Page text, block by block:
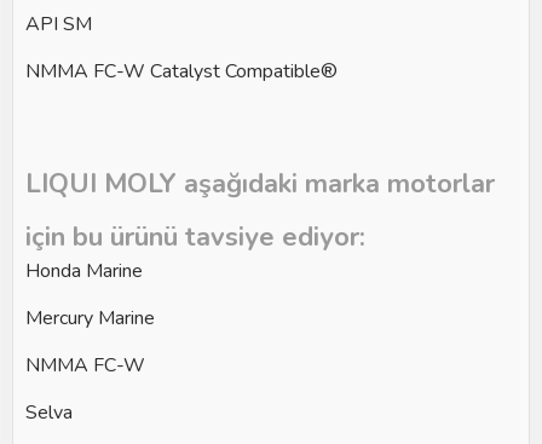
API SM
NMMA FC-W Catalyst Compatible®
LIQUI MOLY aşağıdaki marka motorlar
için bu ürünü tavsiye ediyor:
Honda Marine
Mercury Marine
NMMA FC-W
Selva